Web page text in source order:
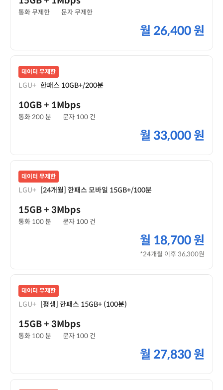
통화 무제한 문자 무제한
월 26,400 원
데이터 무제한
LGU+ 한패스 10GB+/200분
10GB+ 1Mbps
통화 200 분 문자 100 건
월 33,000 원
데이터 무제한
LGU+ [24개월] 한패스 모바일 15GB+/100분
15GB+ 3Mbps
통화 100 분 문자 100 건
월 18,700 원
*24개월 이후 36,300원
데이터 무제한
LGU+ [평생] 한패스 15GB+ (100분)
15GB+ 3Mbps
통화 100 분 문자 100 건
월 27,830 원